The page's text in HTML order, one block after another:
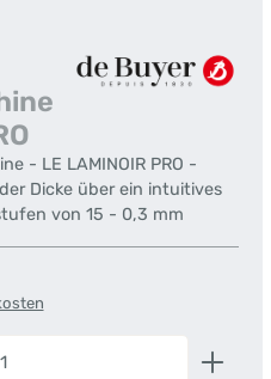
- LE LAMINOIR PRO -
Dicke über ein intuitives
von 15 - 0,3 mm
gewünschten Wert ein